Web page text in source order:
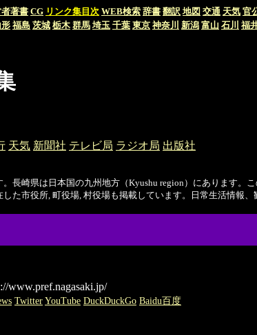
著書 CG リンク集目次 WEB検索 辞書 翻訳 地図 交通 天気 官
形 福島 茨城 栃木 群馬 埼玉 千葉 東京 神奈川 新潟 富山 石川 福
天気 新聞社 テレビ局 ラジオ局 出版社
長崎県は日本国の九州地方（Kyushu region）にあります。
た市役所, 町役場, 村役場も掲載しています。日常生活情報
www.pref.nagasaki.jp/
Twitter YouTube DuckDuckGo Baidu百度